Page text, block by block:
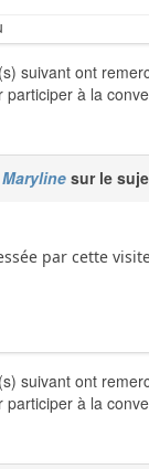
suivant ont
participer à la
Marylinesur le
par cette
suivant ont
participer à la